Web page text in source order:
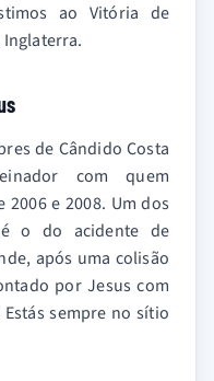
ao Vitória de
de Cândido Costa
com quem
e 2008. Um dos
é o do acidente de
após uma colisão
por Jesus com
sempre no sítio